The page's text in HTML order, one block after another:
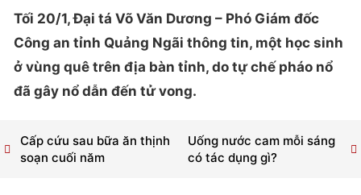
Tối 20/1, Đại tá Võ Văn Dương – Phó Giám đốc
Công an tỉnh Quảng Ngãi thông tin, một học sinh
ở vùng quê trên địa bàn tỉnh, do tự chế pháo nổ
đã gây nổ dẫn đến tử vong.
Uống nước cam mỗi sáng
có tác dụng gì?
Cấp cứu sau bữa ăn thịnh
soạn cuối năm